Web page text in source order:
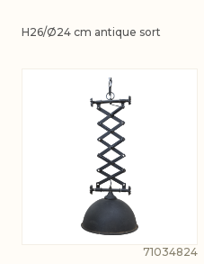
H26/Ø24 cm antique sort
71034824